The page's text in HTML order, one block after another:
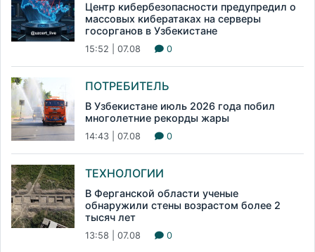
Центр кибербезопасности предупредил о
массовых кибератаках на серверы
госорганов в Узбекистане
15:52 | 07.08 0
ПОТРЕБИТЕЛЬ
В Узбекистане июль 2026 года побил
многолетние рекорды жары
14:43 | 07.08 0
ТЕХНОЛОГИИ
В Ферганской области ученые
обнаружили стены возрастом более 2
тысяч лет
13:58 | 07.08 0